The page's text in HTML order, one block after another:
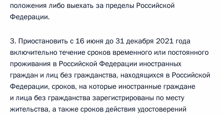
положения либо выехать за пределы Российской
Федерации.
3. Приостановить с 16 июня до 31 декабря 2021 года
включительно течение сроков временного или постоянного
проживания в Российской Федерации иностранных
граждан и лиц без гражданства, находящихся в Российской
Федерации, сроков, на которые иностранные граждане
и лица без гражданства зарегистрированы по месту
жительства, а также сроков действия удостоверений